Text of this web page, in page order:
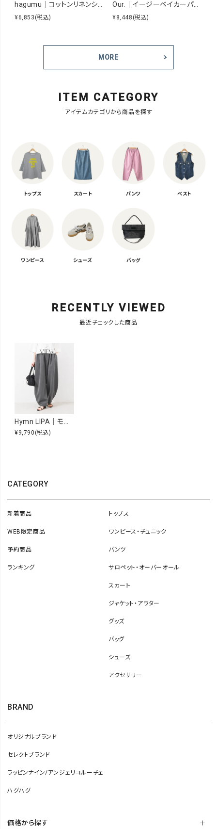
hagumu｜コットンリネンシアーシャツ [[hag-229]][C]
¥6,853 (税込)
Our.｜イージーベイカーパンツ [[Our-026]][C]
¥8,448 (税込)
MORE
ITEM CATEGORY
アイテムカテゴリから商品を探す
トップス スカート パンツ ベスト
ワンピース シューズ バッグ
RECENTLY VIEWED
最近チェックした商品
Hymn LIPA｜モロッコパンツ [[IZK25049]][F]
¥9,790 (税込)
CATEGORY
新着商品
WEB限定商品
予約商品
ランキング
トップス
ワンピース・チュニック
パンツ
サロペット・オーバーオール
スカート
ジャケット・アウター
グッズ
バッグ
シューズ
アクセサリー
BRAND
オリジナルブランド
セレクトブランド
ラッピンナイン/アンジェリコルーチェ
ハグハグ
価格から探す